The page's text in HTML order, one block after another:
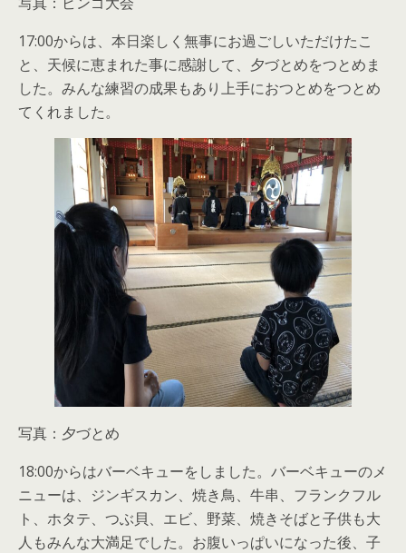
17:00からは、本日楽しく無事にお過ごしいただけたこ
と、天候に恵まれた事に感謝して、夕づとめをつとめま
した。みんな練習の成果もあり上手におつとめをつとめ
てくれました。
写真：夕づとめ
18:00からはバーベキューをしました。バーベキューのメ
ニューは、ジンギスカン、焼き鳥、牛串、フランクフル
ト、ホタテ、つぶ貝、エビ、野菜、焼きそばと子供も大
人もみんな大満足でした。お腹いっぱいになった後、子